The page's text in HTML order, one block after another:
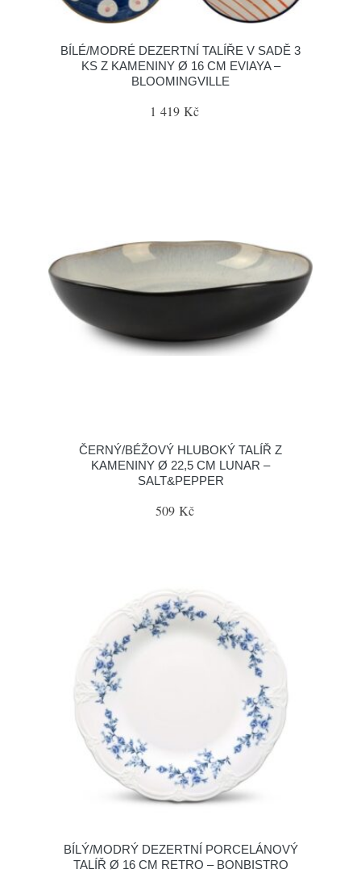
BÍLÉ/MODRÉ DEZERTNÍ TALÍŘE V SADĚ 3
KS Z KAMENINY Ø 16 CM EVIAYA –
BLOOMINGVILLE
1 419 Kč
ČERNÝ/BÉŽOVÝ HLUBOKÝ TALÍŘ Z
KAMENINY Ø 22,5 CM LUNAR –
SALT&PEPPER
509 Kč
BÍLÝ/MODRÝ DEZERTNÍ PORCELÁNOVÝ
TALÍŘ Ø 16 CM RETRO – BONBISTRO